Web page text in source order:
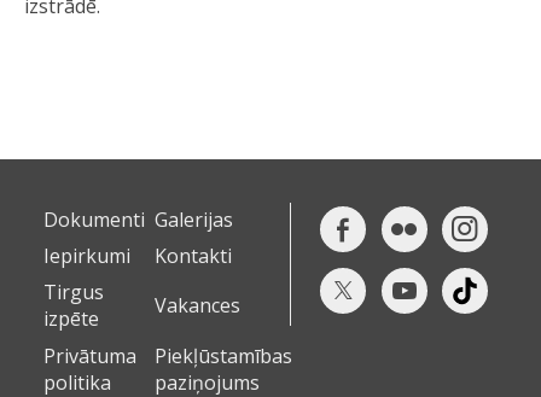
izstrādē.
Dokumenti Galerijas
Iepirkumi
Kontakti
Tirgus
izpēte
Vakances
Privātuma
politika
Piekļūstamības
paziņojums